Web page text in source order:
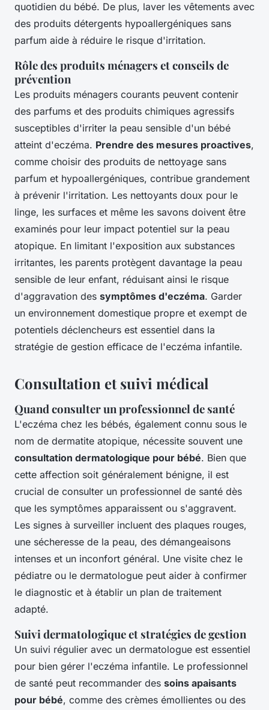
quotidien du bébé. De plus, laver les vêtements avec
des produits détergents hypoallergéniques sans
parfum aide à réduire le risque d'irritation.
Rôle des produits ménagers et conseils de
prévention
Les produits ménagers courants peuvent contenir
des parfums et des produits chimiques agressifs
susceptibles d'irriter la peau sensible d'un bébé
atteint d'eczéma. Prendre des mesures proactives,
comme choisir des produits de nettoyage sans
parfum et hypoallergéniques, contribue grandement
à prévenir l'irritation. Les nettoyants doux pour le
linge, les surfaces et même les savons doivent être
examinés pour leur impact potentiel sur la peau
atopique. En limitant l'exposition aux substances
irritantes, les parents protègent davantage la peau
sensible de leur enfant, réduisant ainsi le risque
d'aggravation des symptômes d'eczéma. Garder
un environnement domestique propre et exempt de
potentiels déclencheurs est essentiel dans la
stratégie de gestion efficace de l'eczéma infantile.
Consultation et suivi médical
Quand consulter un professionnel de santé
L'eczéma chez les bébés, également connu sous le
nom de dermatite atopique, nécessite souvent une
consultation dermatologique pour bébé. Bien que
cette affection soit généralement bénigne, il est
crucial de consulter un professionnel de santé dès
que les symptômes apparaissent ou s'aggravent.
Les signes à surveiller incluent des plaques rouges,
une sécheresse de la peau, des démangeaisons
intenses et un inconfort général. Une visite chez le
pédiatre ou le dermatologue peut aider à confirmer
le diagnostic et à établir un plan de traitement
adapté.
Suivi dermatologique et stratégies de gestion
Un suivi régulier avec un dermatologue est essentiel
pour bien gérer l'eczéma infantile. Le professionnel
de santé peut recommander des soins apaisants
pour bébé, comme des crèmes émollientes ou des